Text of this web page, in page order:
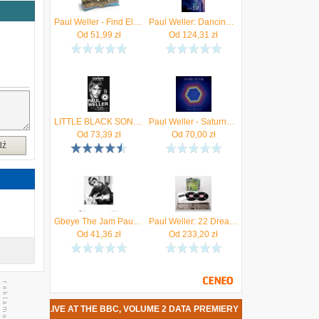
Paul Weller - Find El Dorado (CD)
Od 51,99 zł
Paul Weller: Dancing Through the Fire
Od 124,31 zł
LITTLE BLACK SONGBOOK PAUL WELLER
Od 73,39 zł
Paul Weller - Saturns Pattern (CD)
Od 70,00zł
Gbeye The Jam Paul Weller Reprodukcja 40x40
Od 41,36 zł
Paul Weller: 22 Dreams [2xWinyl]
Od 233,20 zł
WELLER - LIVE AT THE BBC, VOLUME 2 DATA PREMIERY